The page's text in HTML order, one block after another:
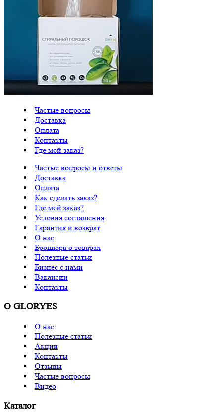
Частые вопросы
Доставка
Оплата
Контакты
Где мой заказ?
Частые вопросы и ответы
Доставка
Оплата
Как сделать заказ?
Где мой заказ?
Условия соглашения
Гарантия и возврат
О нас
Брошюра о товарах
Полезные статьи
Бизнес с нами
Вакансии
Контакты
О GLORYES
О нас
Полезные статьи
Акции
Контакты
Отзывы
Частые вопросы
Видео
Каталог